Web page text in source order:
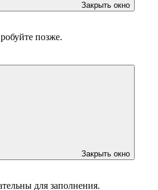
Закрыть окно
позже.
Закрыть окно
для заполнения.